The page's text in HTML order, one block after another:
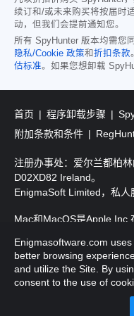
续订和/或未来购买将按届时
动，但我们会提前通知您。
所有 SpyHunter 版本均需您
隐私/Cookie 政策和折扣条款
估标准。如果您想卸载
首页 程序卸载步骤
附加条款和条件
注册办事处：爱尔兰都柏
D02XD82 Ireland。
EnigmaSoft Limited，私人
Mac和MacOS是Apple Inc.
版权所有2016-2026。
Enigmasoftware.com
better browsing
and utilize the Site. By
consent to the use of